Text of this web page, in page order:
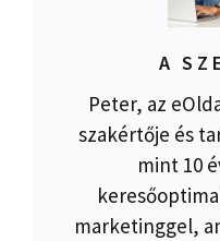
A
Peter, az
szakértője és
mint 10
marketinggel,